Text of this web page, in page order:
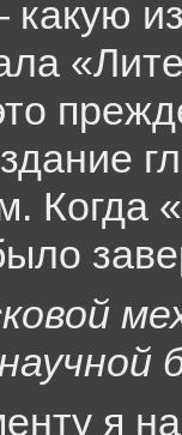
Когда
я